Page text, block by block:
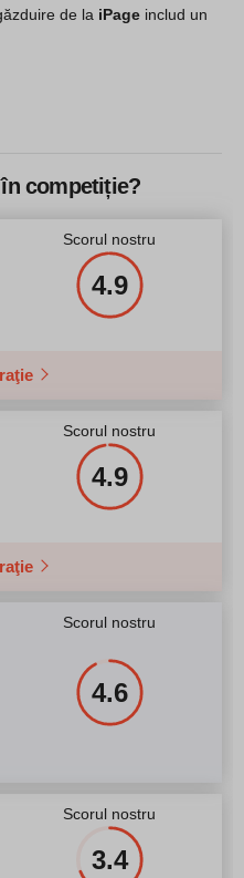
1 core
Startup
$120
de la iPage includ un
competiție?
Scorul nostru
4.9
Scorul nostru
4.9
Scorul nostru
4.6
Scorul nostru
3.4